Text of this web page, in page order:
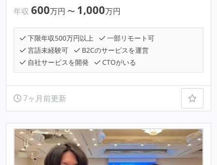
年収 600万円 〜 1,000万円
下限年収500万円以上
一部リモート可
言語未経験可
B2Cのサービスを運営
自社サービスを開発
CTOがいる
7ヶ月前更新